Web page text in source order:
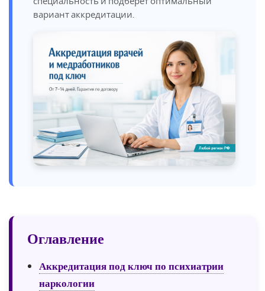
вариант аккредитации.
Оглавление
Аккредитация под ключ по психиатрии
наркологии